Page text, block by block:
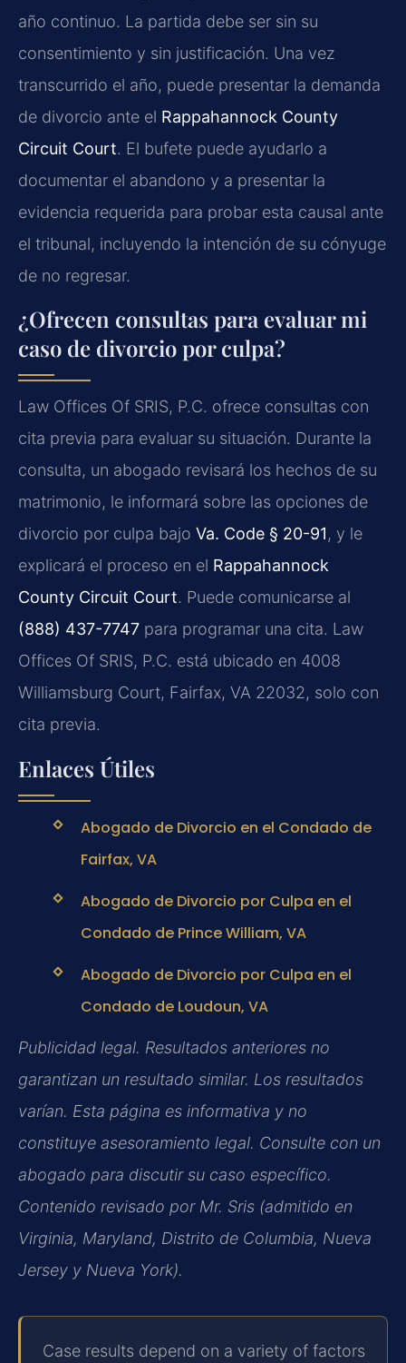
año continuo. La partida debe ser sin su
consentimiento y sin justificación. Una vez
transcurrido el año, puede presentar la demanda
de divorcio ante el Rappahannock County
Circuit Court. El bufete puede ayudarlo a
documentar el abandono y a presentar la
evidencia requerida para probar esta causal ante
el tribunal, incluyendo la intención de su cónyuge
de no regresar.
¿Ofrecen consultas para evaluar mi
caso de divorcio por culpa?
Law Offices Of SRIS, P.C. ofrece consultas con
cita previa para evaluar su situación. Durante la
consulta, un abogado revisará los hechos de su
matrimonio, le informará sobre las opciones de
divorcio por culpa bajo Va. Code § 20-91, y le
explicará el proceso en el Rappahannock
County Circuit Court. Puede comunicarse al
(888) 437-7747 para programar una cita. Law
Offices Of SRIS, P.C. está ubicado en 4008
Williamsburg Court, Fairfax, VA 22032, solo con
cita previa.
Enlaces Útiles
Abogado de Divorcio en el Condado de
Fairfax, VA
Abogado de Divorcio por Culpa en el
Condado de Prince William, VA
Abogado de Divorcio por Culpa en el
Condado de Loudoun, VA
Publicidad legal. Resultados anteriores no
garantizan un resultado similar. Los resultados
varían. Esta página es informativa y no
constituye asesoramiento legal. Consulte con un
abogado para discutir su caso específico.
Contenido revisado por Mr. Sris (admitido en
Virginia, Maryland, Distrito de Columbia, Nueva
Jersey y Nueva York).
Case results depend on a variety of factors